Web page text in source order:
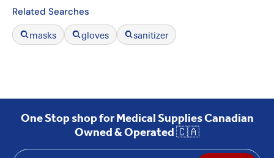
Related Searches
masks gloves sanitizer
One Stop shop for Medical Supplies Canadian
Owned & Operated 🇨🇦